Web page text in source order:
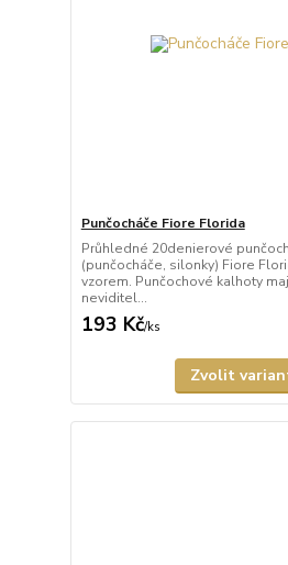
Punčocháče Fiore Florida
Průhledné 20denierové
(punčocháče, silonky) Fiore
vzorem. Punčochové kalhoty
neviditel...
193 Kč/ks
Zvolit